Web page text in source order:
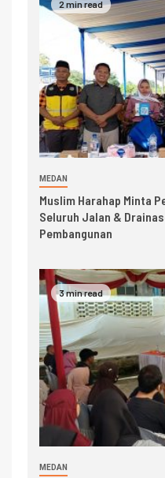
2 min read
MEDAN
Muslim Harahap Minta
Seluruh Jalan &
Pembangunan
3 min read
MEDAN